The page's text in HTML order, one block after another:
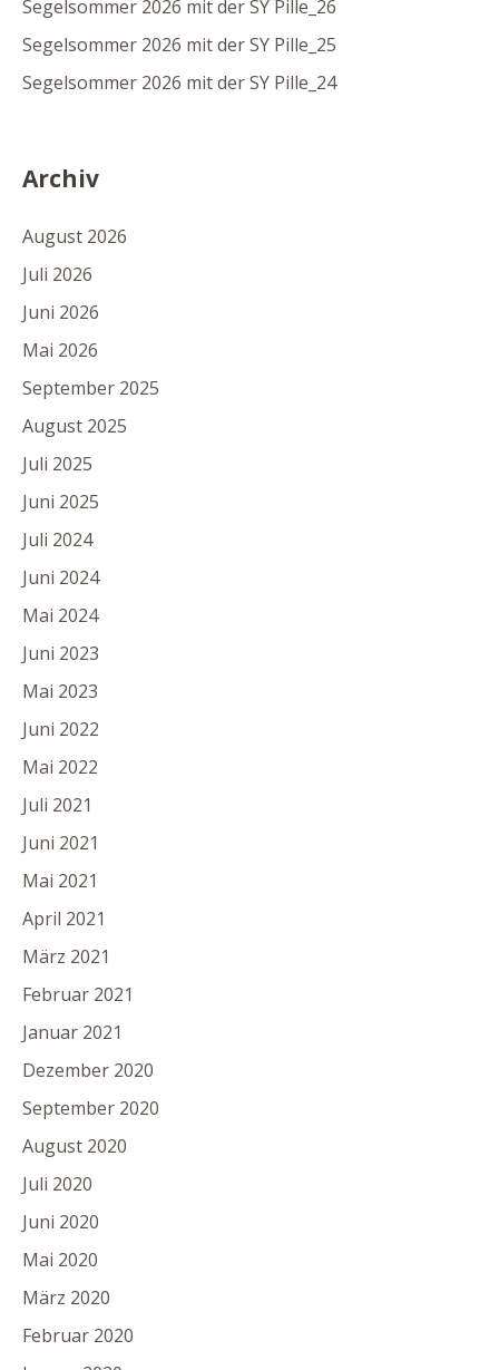
Segelsommer 2026 mit der SY Pille_26
Segelsommer 2026 mit der SY Pille_25
Segelsommer 2026 mit der SY Pille_24
Archiv
August 2026
Juli 2026
Juni 2026
Mai 2026
September 2025
August 2025
Juli 2025
Juni 2025
Juli 2024
Juni 2024
Mai 2024
Juni 2023
Mai 2023
Juni 2022
Mai 2022
Juli 2021
Juni 2021
Mai 2021
April 2021
März 2021
Februar 2021
Januar 2021
Dezember 2020
September 2020
August 2020
Juli 2020
Juni 2020
Mai 2020
März 2020
Februar 2020